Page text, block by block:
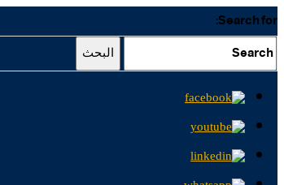
Search for:
البحث